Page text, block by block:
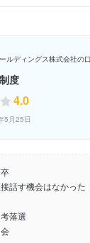
ルディングス株式会社の
度
4.0
5月25日
話す機会はなかった
落選